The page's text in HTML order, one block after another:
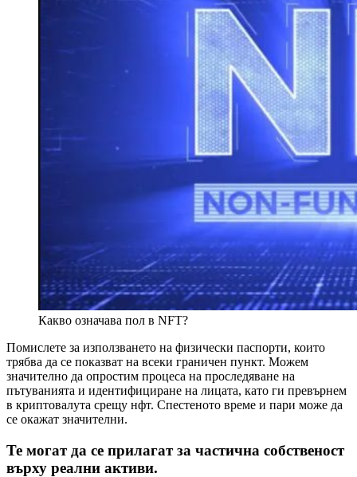
Какво означава пол в NFT?
Помислете за използването на физически паспорти, които
трябва да се показват на всеки граничен пункт. Можем
значително да опростим процеса на проследяване на
пътуванията и идентифициране на лицата, като ги превърнем
в криптовалута срещу нфт. Спестеното време и пари може да
се окажат значителни.
Те могат да се прилагат за частична собственост
върху реални активи.